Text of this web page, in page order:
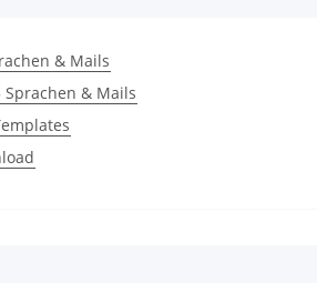
& Mails
Sprachen & Mails